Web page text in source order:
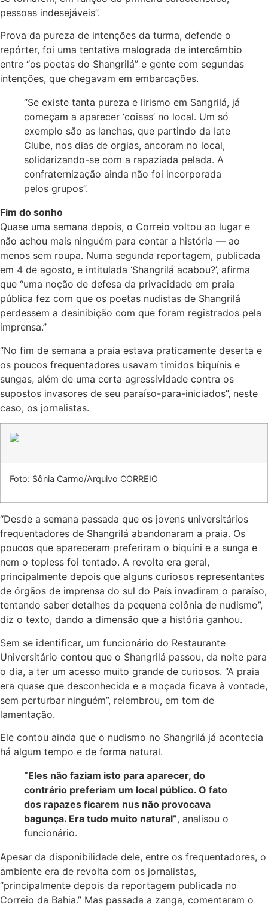
pessoas indesejáveis”.
Prova da pureza de intenções da turma, defende o
repórter, foi uma tentativa malograda de intercâmbio
entre “os poetas do Shangrilá” e gente com segundas
intenções, que chegavam em embarcações.
“Se existe tanta pureza e lirismo em Sangrilá, já
começam a aparecer ‘coisas’ no local. Um só
exemplo são as lanchas, que partindo da Iate
Clube, nos dias de orgias, ancoram no local,
solidarizando-se com a rapaziada pelada. A
confraternização ainda não foi incorporada
pelos grupos”.
Fim do sonho
Quase uma semana depois, o Correio voltou ao lugar e
não achou mais ninguém para contar a história — ao
menos sem roupa. Numa segunda reportagem, publicada
em 4 de agosto, e intitulada ‘Shangrilá acabou?’, afirma
que “uma noção de defesa da privacidade em praia
pública fez com que os poetas nudistas de Shangrilá
perdessem a desinibição com que foram registrados pela
imprensa.”
“No fim de semana a praia estava praticamente deserta e
os poucos frequentadores usavam tímidos biquínis e
sungas, além de uma certa agressividade contra os
supostos invasores de seu paraíso-para-iniciados”, neste
caso, os jornalistas.
Foto: Sônia Carmo/Arquivo CORREIO
“Desde a semana passada que os jovens universitários
frequentadores de Shangrilá abandonaram a praia. Os
poucos que apareceram preferiram o biquíni e a sunga e
nem o topless foi tentado. A revolta era geral,
principalmente depois que alguns curiosos representantes
de órgãos de imprensa do sul do País invadiram o paraíso,
tentando saber detalhes da pequena colônia de nudismo”,
diz o texto, dando a dimensão que a história ganhou.
Sem se identificar, um funcionário do Restaurante
Universitário contou que o Shangrilá passou, da noite para
o dia, a ter um acesso muito grande de curiosos. “A praia
era quase que desconhecida e a moçada ficava à vontade,
sem perturbar ninguém”, relembrou, em tom de
lamentação.
Ele contou ainda que o nudismo no Shangrilá já acontecia
há algum tempo e de forma natural.
“Eles não faziam isto para aparecer, do
contrário preferiam um local público. O fato
dos rapazes ficarem nus não provocava
bagunça. Era tudo muito natural”, analisou o
funcionário.
Apesar da disponibilidade dele, entre os frequentadores, o
ambiente era de revolta com os jornalistas,
“principalmente depois da reportagem publicada no
Correio da Bahia.” Mas passada a zanga, comentaram o